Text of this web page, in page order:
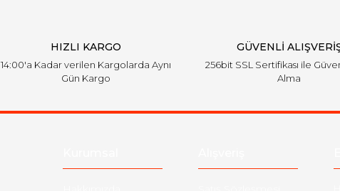
HIZLI KARGO
14:00'a Kadar verilen Kargolarda Aynı
Gün Kargo
GÜVENLİ
256bit SSL Sertifikası ile
Alma